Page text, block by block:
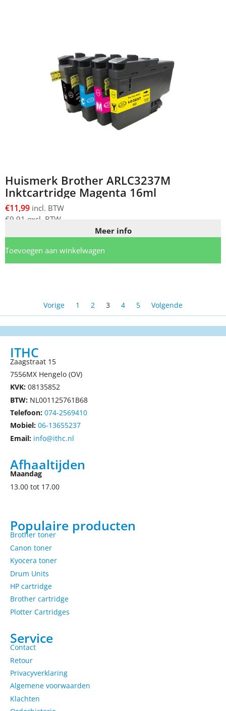
Huismerk Brother ARLC3237M
Inktcartridge Magenta 16ml
€11,99 incl. BTW
€9,91 excl. BTW
Meer info
Toevoegen aan winkelwagen
Vorige 1 2 3 4 5 Volgende
ITHC
Zaagstraat 15
7556MX Hengelo (OV)
KVK: 08135852
BTW: NL001125761B68
Telefoon: 074-2569410
Mobiel: 06-13655237
Email: info@ithc.nl
Afhaaltijden
Maandag
13.00 tot 17.00
Populaire producten
Brother toner
Canon toner
Kyocera toner
Drum Units
HP cartridge
Brother cartridge
Plotter Cartridges
Service
Contact
Retour
Privacyverklaring
Algemene voorwaarden
Klachten